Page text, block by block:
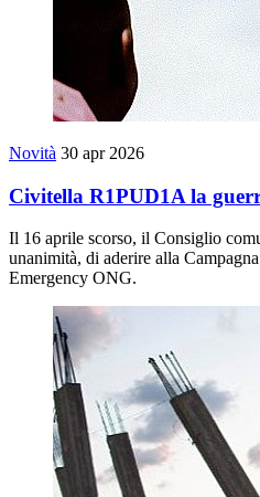
Novità 30 apr 2026
Civitella R1PUD1A la
Il 16 aprile scorso, il Consiglio
unanimità, di aderire alla
Emergency ONG.